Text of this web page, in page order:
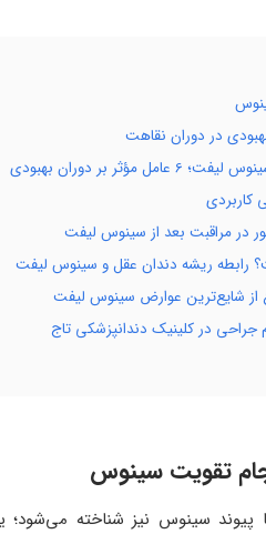
در دوران نقاهت
بر دوران بهبودی
کاربردی
در مراقبت بعد از سینوس لیفت
رابطه ریشه دندان عقل و سینوس لیفت
در کلینیک دندانپزشکی تاج
تقویت سینوس
سینوس نیز شناخته